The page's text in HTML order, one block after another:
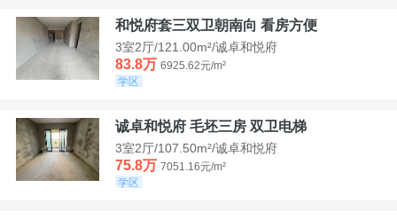
和悦府套三双卫朝南向 看房方便
3室2厅/121.00m²/诚卓和悦府
83.8万 6925.62元/m²
学区
诚卓和悦府 毛坯三房 双卫电梯
3室2厅/107.50m²/诚卓和悦府
75.8万 7051.16元/m²
学区